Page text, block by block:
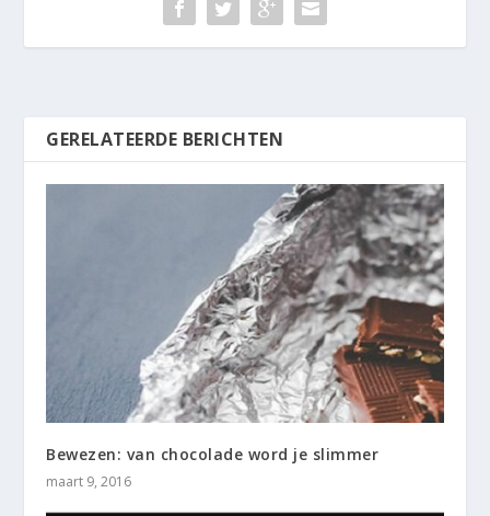
GERELATEERDE BERICHTEN
Bewezen: van chocolade word je slimmer
maart 9, 2016